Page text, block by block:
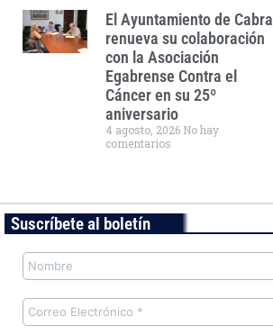
El Ayuntamiento de Cabra
renueva su colaboración
con la Asociación
Egabrense Contra el
Cáncer en su 25º
aniversario
4 agosto, 2026 No hay
comentarios
Suscríbete al boletín